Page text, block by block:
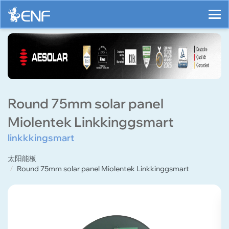
Round 75mm solar panel
Miolentek Linkkinggsmart
linkkkingsmart
太阳能板
Round 75mm solar panel Miolentek Linkkinggsmart